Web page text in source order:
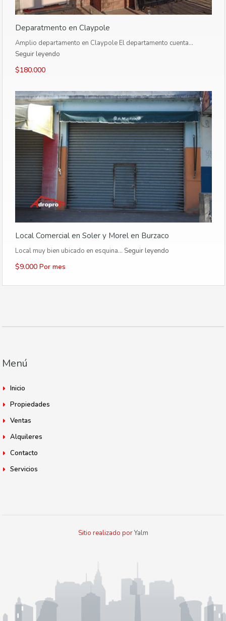
Deparatmento en Claypole
Amplio departamento en Claypole El departamento cuenta…
Seguir leyendo
$180.000
Local Comercial en Soler y Morel en Burzaco
Local muy bien ubicado en esquina… Seguir leyendo
$9.000 Por mes
Menú
Inicio
Propiedades
Ventas
Alquileres
Contacto
Servicios
Sitio realizado porYalm